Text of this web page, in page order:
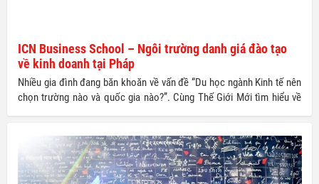
ICN Business School – Ngôi trường danh giá đào tạo
về kinh doanh tại Pháp
Nhiều gia đình đang băn khoăn về vấn đề “Du học ngành Kinh tế nên
chọn trường nào và quốc gia nào?”. Cùng Thế Giới Mới tìm hiểu về